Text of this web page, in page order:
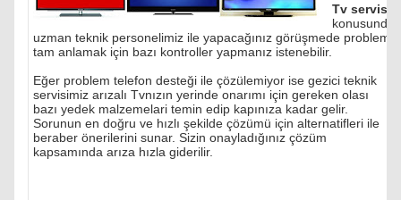
Tv servisi
konusunda
uzman teknik personelimiz ile yapacağınız görüşmede problemi
tam anlamak için bazı kontroller yapmanız istenebilir.
Eğer problem telefon desteği ile çözülemiyor ise gezici teknik
servisimiz arızalı Tvnızın yerinde onarımı için gereken olası
bazı yedek malzemelari temin edip kapınıza kadar gelir.
Sorunun en doğru ve hızlı şekilde çözümü için alternatifleri ile
beraber önerilerini sunar. Sizin onayladığınız çözüm
kapsamında arıza hızla giderilir.